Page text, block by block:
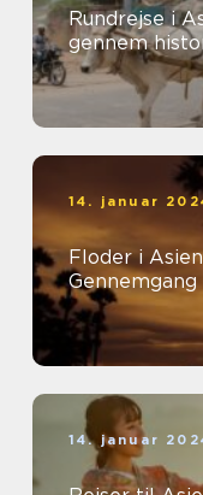
Rundrejse i
gennem
14. januar
Floder i
Gennemgang
14. januar